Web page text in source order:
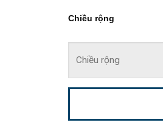
Chiều rộng